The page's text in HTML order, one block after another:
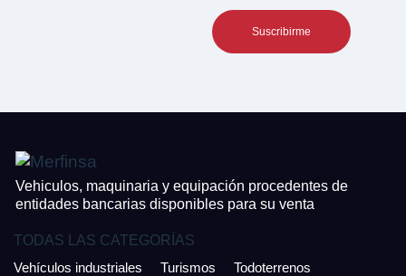
Vehiculos, maquinaria y equipación procedentes de
entidades bancarias disponibles para su venta
TODAS LAS CATEGORÍAS
Vehículos industriales
Turismos Todoterrenos
Acepto la Política de Privacidad y las Condiciones de Uso.
continuación confirma que estás de acuerdo con ambas.